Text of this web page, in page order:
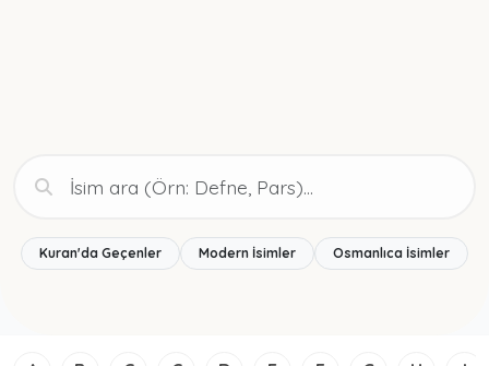
Kuran'da Geçenler Modern İsimler Osmanlıca İsimler